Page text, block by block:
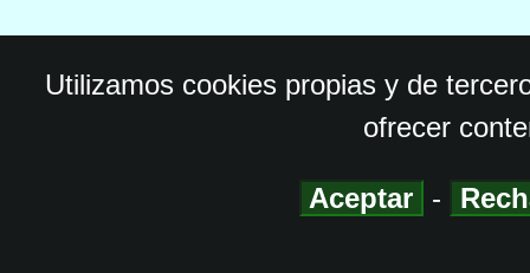
Utilizamos cookies propias y de
ofrecer
Aceptar -